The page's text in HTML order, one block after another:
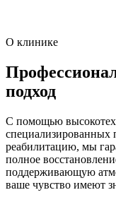
О клинике
подход
С помощью
специализированных
реабилитацию, мы
полное
поддерживающую
ваше чувство имеют